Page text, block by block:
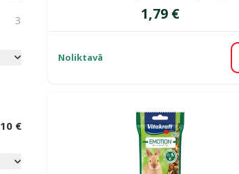
3
10 €
Cena
1,79 €
Noliktavā